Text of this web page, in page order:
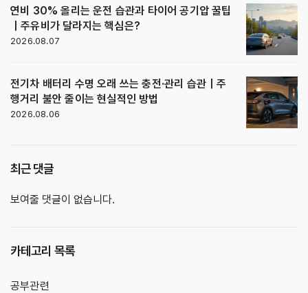
연비 30% 올리는 운전 습관과 타이어 공기압 꿀팁
｜주유비가 달라지는 핵심은?
2026.08.07
전기차 배터리 수명 오래 쓰는 충전·관리 습관｜주
행거리 불안 줄이는 현실적인 방법
2026.08.06
최근 댓글
보여줄 댓글이 없습니다.
카테고리 목록
공부관련